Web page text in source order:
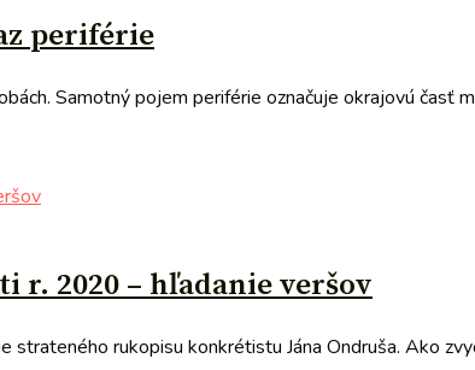
periférie
Samotný pojem periférie označuje okrajovú časť
r. 2020 – hľadanie veršov
rukopisu konkrétistu Jána Ondruša. Ako